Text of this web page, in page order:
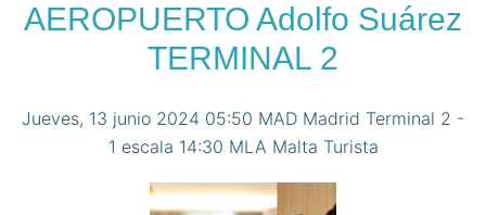
AEROPUERTO Adolfo Suárez
TERMINAL 2
Jueves, 13 junio 2024 05:50 MAD Madrid Terminal 2 -
1 escala 14:30 MLA Malta Turista